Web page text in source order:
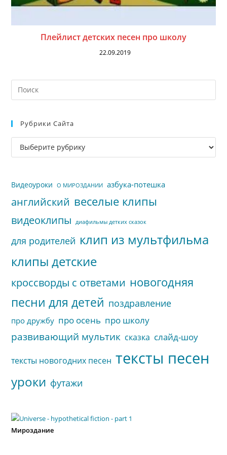
Плейлист детских песен про школу
22.09.2019
Рубрики Сайта
Рубрики
сайта
Видеоуроки О МИРОЗДАНИИ азбука-потешка
английский веселые клипы
видеоклипы диафильмы детких сказок
для родителей клип из мультфильма
клипы детские
кроссворды с ответами новогодняя
песни для детей поздравление
про дружбу про осень про школу
развивающий мультик сказка слайд-шоу
тексты новогодних песен тексты песен
уроки футажи
Мироздание